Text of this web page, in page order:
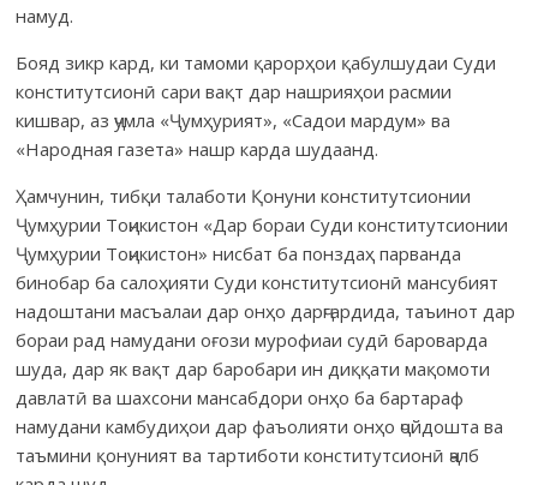
намуд.
Бояд зикр кард, ки тамоми қарорҳои қабулшудаи Суди
конститутсионӣ сари вақт дар нашрияҳои расмии
кишвар, аз ҷумла «Ҷумҳурият», «Садои мардум» ва
«Народная газета» нашр карда шудаанд.
Ҳамчунин, тибқи талаботи Қонуни конститутсионии
Ҷумҳурии Тоҷикистон «Дар бораи Суди конститутсионии
Ҷумҳурии Тоҷикис­тон» нисбат ба понздаҳ парванда
бинобар ба салоҳияти Суди конститутсионӣ мансубият
надоштани масъалаи дар онҳо дарҷгардида, таъинот дар
бораи рад намудани оғози мурофиаи судӣ бароварда
шуда, дар як вақт дар баробари ин диққати мақомоти
давлатӣ ва шахсони мансабдори онҳо ба бартараф
намудани камбудиҳои дар фаъолияти онҳо ҷойдошта ва
таъмини қонуният ва тартиботи конститутсионӣ ҷалб